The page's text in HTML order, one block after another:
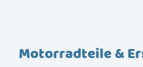
Motorradteile &